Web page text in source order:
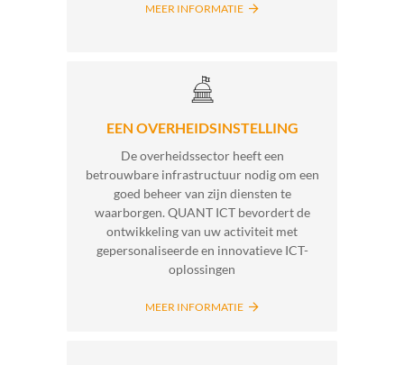
MEER INFORMATIE
EEN OVERHEIDSINSTELLING
De overheidssector heeft een
betrouwbare infrastructuur nodig om een
goed beheer van zijn diensten te
waarborgen. QUANT ICT bevordert de
ontwikkeling van uw activiteit met
gepersonaliseerde en innovatieve ICT-
oplossingen
MEER INFORMATIE